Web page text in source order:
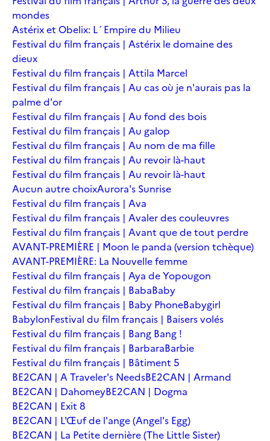
mondes
Astérix et Obelix: L´Empire du Milieu
Festival du film français | Astérix le domaine des
dieux
Festival du film français | Attila Marcel
Festival du film français | Au cas où je n'aurais pas la
palme d'or
Festival du film français | Au fond des bois
Festival du film français | Au galop
Festival du film français | Au nom de ma fille
Festival du film français | Au revoir là-haut
Festival du film français | Au revoir là-haut
Aucun autre choixAurora's Sunrise
Festival du film français | Ava
Festival du film français | Avaler des couleuvres
Festival du film français | Avant que de tout perdre
AVANT-PREMIÈRE | Moon le panda (version tchèque)
AVANT-PREMIÈRE: La Nouvelle femme
Festival du film français | Aya de Yopougon
Festival du film français | BabaBaby
Festival du film français | Baby PhoneBabygirl
BabylonFestival du film français | Baisers volés
Festival du film français | Bang Bang !
Festival du film français | BarbaraBarbie
Festival du film français | Bâtiment 5
BE2CAN | A Traveler's NeedsBE2CAN | Armand
BE2CAN | DahomeyBE2CAN | Dogma
BE2CAN | Exit 8
BE2CAN | L'Œuf de l'ange (Angel's Egg)
BE2CAN | La Petite dernière (The Little Sister)